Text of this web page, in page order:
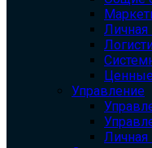
Личная
Управление
Личная